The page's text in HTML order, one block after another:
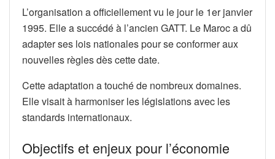
L’organisation a officiellement vu le jour le 1er janvier
1995. Elle a succédé à l’ancien GATT. Le Maroc a dû
adapter ses lois nationales pour se conformer aux
nouvelles règles dès cette date.
Cette adaptation a touché de nombreux domaines.
Elle visait à harmoniser les législations avec les
standards internationaux.
Objectifs et enjeux pour l’économie